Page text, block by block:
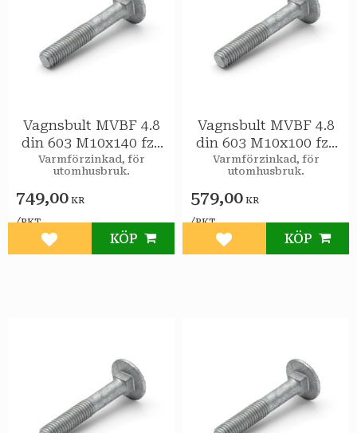
Vagnsbult MVBF 4.8
din 603 M10x140 fzv
25st/pkt
Varmförzinkad, för
utomhusbruk.
749,00 KR
/PKT
Lägg till i favoriter
KÖP
Vagnsbult MVBF 4.8
din 603 M10x100 fzv
25st/pkt
Varmförzinkad, för
utomhusbruk.
579,00 KR
/PKT
Lägg till i favoriter
KÖP